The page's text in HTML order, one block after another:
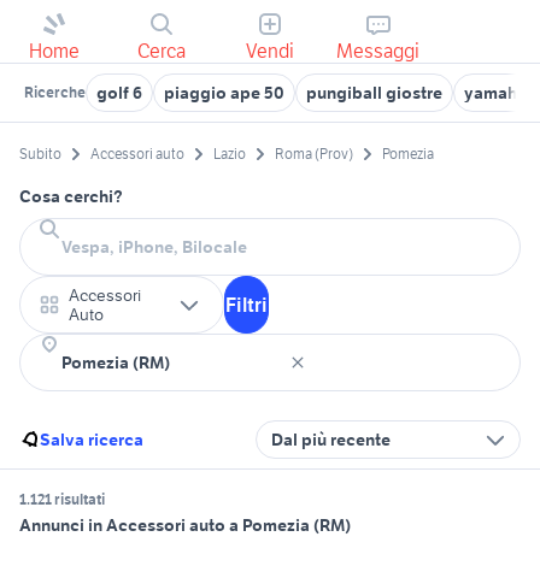
Home Cerca Vendi Messaggi
Ricerche golf 6 piaggio ape 50 pungiball giostre yamaha
Subito Accessori auto Lazio Roma (Prov) Pomezia
Cosa cerchi?
Accessori
Auto
Filtri
Salva ricerca Dal più recente
1.121 risultati
Annunci in Accessori auto a Pomezia (RM)